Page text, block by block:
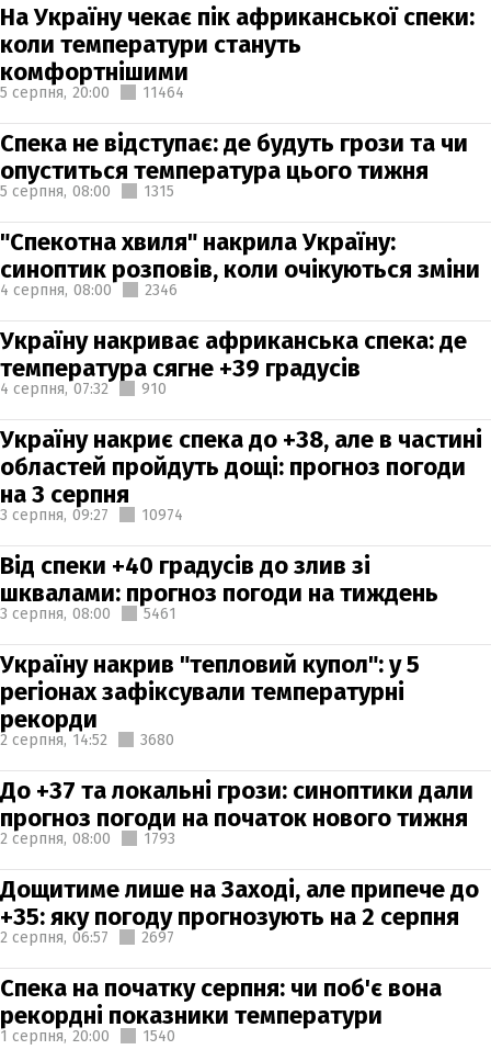
На Україну чекає пік африканської спеки:
коли температури стануть
комфортнішими
5 серпня, 20:00 11464
Спека не відступає: де будуть грози та чи
опуститься температура цього тижня
5 серпня, 08:00 1315
"Спекотна хвиля" накрила Україну:
синоптик розповів, коли очікуються зміни
4 серпня, 08:00 2346
Україну накриває африканська спека: де
температура сягне +39 градусів
4 серпня, 07:32 910
Україну накриє спека до +38, але в частині
областей пройдуть дощі: прогноз погоди
на 3 серпня
3 серпня, 09:27 10974
Від спеки +40 градусів до злив зі
шквалами: прогноз погоди на тиждень
3 серпня, 08:00 5461
Україну накрив "тепловий купол": у 5
регіонах зафіксували температурні
рекорди
2 серпня, 14:52 3680
До +37 та локальні грози: синоптики дали
прогноз погоди на початок нового тижня
2 серпня, 08:00 1793
Дощитиме лише на Заході, але припече до
+35: яку погоду прогнозують на 2 серпня
2 серпня, 06:57 2697
Спека на початку серпня: чи поб'є вона
рекордні показники температури
1 серпня, 20:00 1540